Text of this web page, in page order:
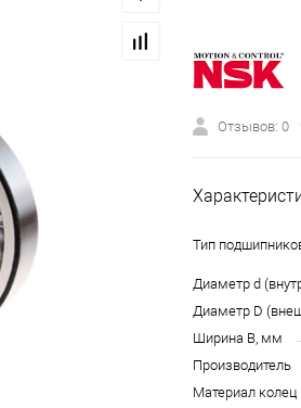
Отзывов: 0
Тип
Диаметр d
Диаметр D
Ширина B, мм
Производитель
Материал колец